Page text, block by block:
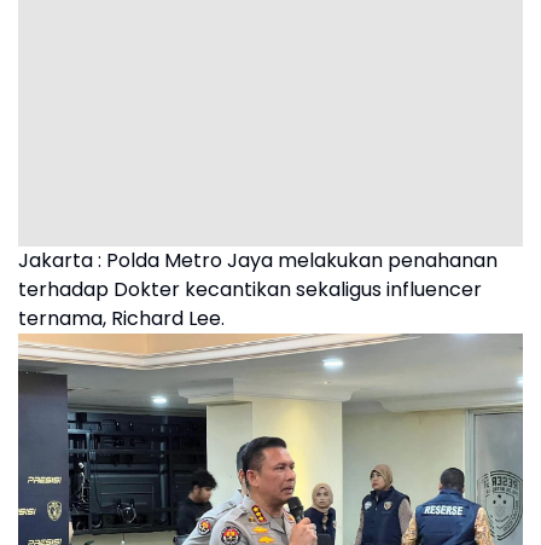
Jakarta : Polda Metro Jaya melakukan penahanan
terhadap Dokter kecantikan sekaligus influencer
ternama, Richard Lee.